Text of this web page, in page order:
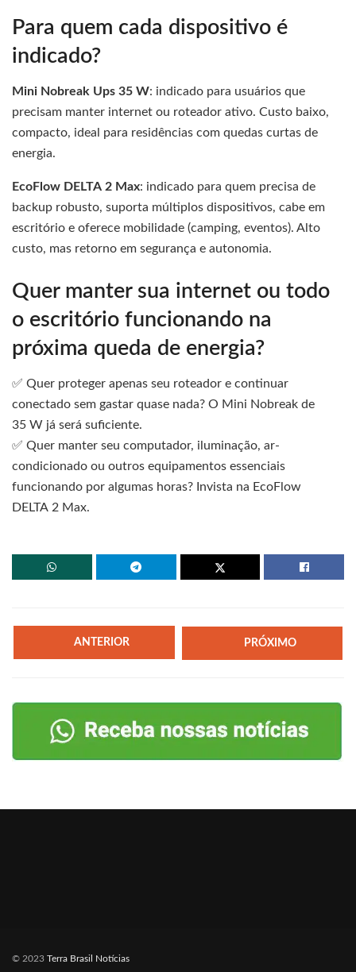
Para quem cada dispositivo é
indicado?
Mini Nobreak Ups 35 W: indicado para usuários que
precisam manter internet ou roteador ativo. Custo baixo,
compacto, ideal para residências com quedas curtas de
energia.
EcoFlow DELTA 2 Max: indicado para quem precisa de
backup robusto, suporta múltiplos dispositivos, cabe em
escritório e oferece mobilidade (camping, eventos). Alto
custo, mas retorno em segurança e autonomia.
Quer manter sua internet ou todo
o escritório funcionando na
próxima queda de energia?
✅ Quer proteger apenas seu roteador e continuar
conectado sem gastar quase nada? O Mini Nobreak de
35 W já será suficiente.
✅ Quer manter seu computador, iluminação, ar-
condicionado ou outros equipamentos essenciais
funcionando por algumas horas? Invista na EcoFlow
DELTA 2 Max.
ANTERIOR PRÓXIMO
© 2023 Terra Brasil Notícias